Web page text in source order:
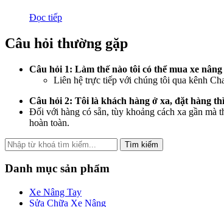
Đọc tiếp
Câu hỏi thường gặp
Câu hỏi 1: Làm thế nào tôi có thể mua xe nâng
Liên hệ trực tiếp với chúng tôi qua kênh
Câu hỏi 2: Tôi là khách hàng ở xa, đặt hàng
Đối với hàng có sẵn, tùy khoảng cách xa gần mà
hoàn toàn.
Tìm kiếm
Danh mục sản phẩm
Xe Nâng Tay
Sửa Chữa Xe Nâng